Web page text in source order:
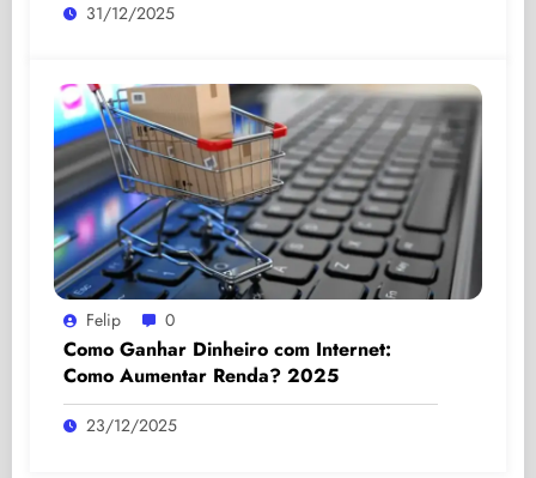
31/12/2025
Felip 0
Como Ganhar Dinheiro com Internet:
Como Aumentar Renda? 2025
23/12/2025